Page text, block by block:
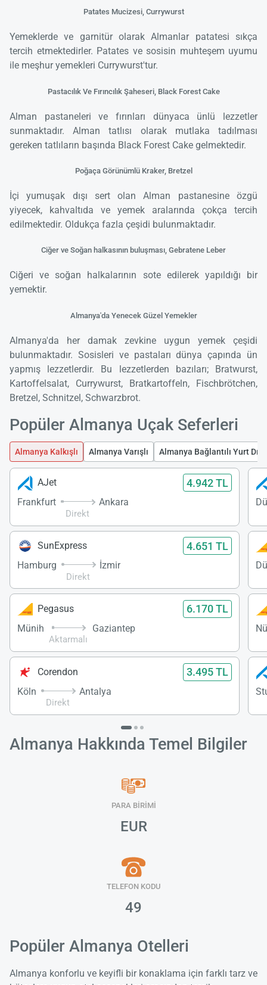
Patates Mucizesi, Currywurst
Yemeklerde ve garnitür olarak Almanlar patatesi sıkça
tercih etmektedirler. Patates ve sosisin muhteşem uyumu
ile meşhur yemekleri Currywurst'tur.
Pastacılık Ve Fırıncılık Şaheseri, Black Forest Cake
Alman pastaneleri ve fırınları dünyaca ünlü lezzetler
sunmaktadır. Alman tatlısı olarak mutlaka tadılması
gereken tatlıların başında Black Forest Cake gelmektedir.
Poğaça Görünümlü Kraker, Bretzel
İçi yumuşak dışı sert olan Alman pastanesine özgü
yiyecek, kahvaltıda ve yemek aralarında çokça tercih
edilmektedir. Oldukça fazla çeşidi bulunmaktadır.
Ciğer ve Soğan halkasının buluşması, Gebratene Leber
Ciğeri ve soğan halkalarının sote edilerek yapıldığı bir
yemektir.
Almanya'da Yenecek Güzel Yemekler
Almanya'da her damak zevkine uygun yemek çeşidi
bulunmaktadır. Sosisleri ve pastaları dünya çapında ün
yapmış lezzetlerdir. Bu lezzetlerden bazıları; Bratwurst,
Kartoffelsalat, Currywurst, Bratkartoffeln, Fischbrötchen,
Bretzel, Schnitzel, Schwarzbrot.
Popüler Almanya Uçak Seferleri
Almanya Kalkışlı Almanya Varışlı Almanya Bağlantılı Yurt
AJet 4.942 TL
Frankfurt
Direkt
Ankara
SunExpress 4.651 TL
Hamburg
Direkt
İzmir
Pegasus 6.170 TL
Münih
Aktarmalı
Gaziantep
Corendon 3.495 TL
Köln
Direkt
Antalya
Almanya Hakkında Temel Bilgiler
PARA BİRİMİ
EUR
TELEFON KODU
49
Popüler Almanya Otelleri
Almanya konforlu ve keyifli bir konaklama için farklı tarz ve